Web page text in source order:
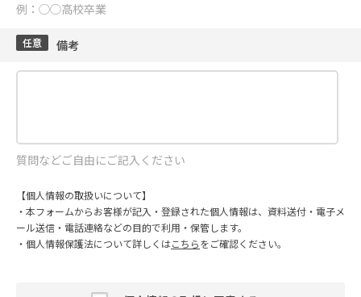
例：◯◯高校卒業
任意 備考
質問などご自由にご記入ください
【個人情報の取扱いについて】
・本フォームからお客様が記入・登録された個人情報は、資料送付・電子メ
ール送信・電話連絡などの目的で利用・保管します。
・個人情報保護法について詳しくはこちらをご確認ください。